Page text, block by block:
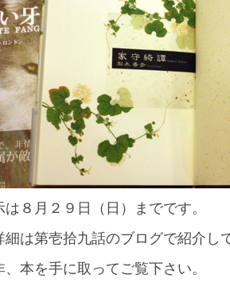
は８月２９日（日）までです。
細は第壱拾九話のブログで紹介し
、本を手に取ってご覧下さい。